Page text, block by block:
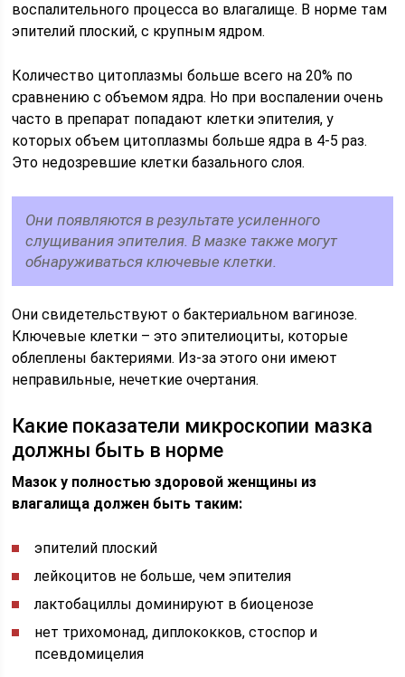
воспалительного процесса во влагалище. В норме там
эпителий плоский, с крупным ядром.
Количество цитоплазмы больше всего на 20% по
сравнению с объемом ядра. Но при воспалении очень
часто в препарат попадают клетки эпителия, у
которых объем цитоплазмы больше ядра в 4-5 раз.
Это недозревшие клетки базального слоя.
Они появляются в результате усиленного
слущивания эпителия. В мазке также могут
обнаруживаться ключевые клетки.
Они свидетельствуют о бактериальном вагинозе.
Ключевые клетки – это эпителиоциты, которые
облеплены бактериями. Из-за этого они имеют
неправильные, нечеткие очертания.
Какие показатели микроскопии мазка
должны быть в норме
Мазок у полностью здоровой женщины из
влагалища должен быть таким:
эпителий плоский
лейкоцитов не больше, чем эпителия
лактобациллы доминируют в биоценозе
нет трихомонад, диплококков, стоспор и
псевдомицелия